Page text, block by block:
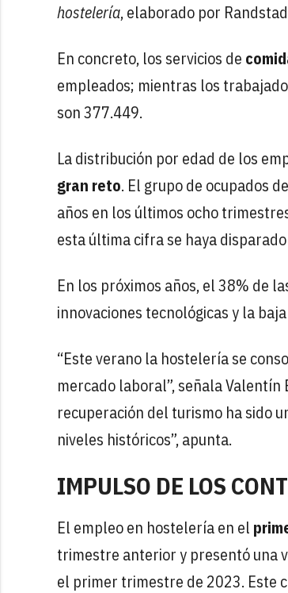
hostelería, elaborado por
En concreto, los servicios de
empleados; mientras los
son 377.449.
La distribución por edad de los
gran reto. El grupo de ocupados
años en los últimos ocho
esta última cifra se haya
En los próximos años, el 38% de
innovaciones tecnológicas y la
“Este verano la hostelería se
mercado laboral”, señala
recuperación del turismo ha sido
niveles históricos”, apunta.
IMPULSO DE LOS
El empleo en hostelería en el
trimestre anterior y presentó una
el primer trimestre de 2023. Este